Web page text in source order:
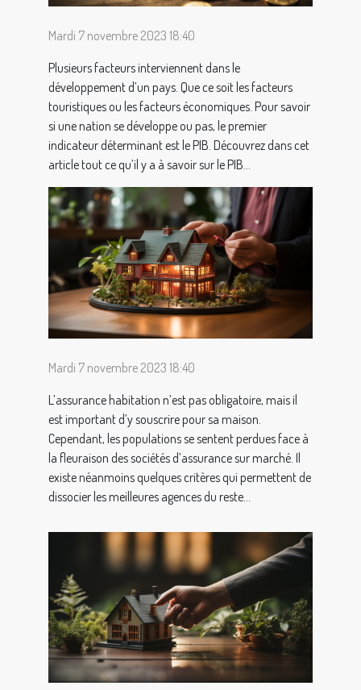
Mardi 7 novembre 2023 18:40
Plusieurs facteurs interviennent dans le
développement d’un pays. Que ce soit les facteurs
touristiques ou les facteurs économiques. Pour savoir
si une nation se développe ou pas, le premier
indicateur déterminant est le PIB. Découvrez dans cet
article tout ce qu’il y a à savoir sur le PIB...
Mardi 7 novembre 2023 18:40
L’assurance habitation n’est pas obligatoire, mais il
est important d’y souscrire pour sa maison.
Cependant, les populations se sentent perdues face à
la fleuraison des sociétés d’assurance sur marché. Il
existe néanmoins quelques critères qui permettent de
dissocier les meilleures agences du reste...